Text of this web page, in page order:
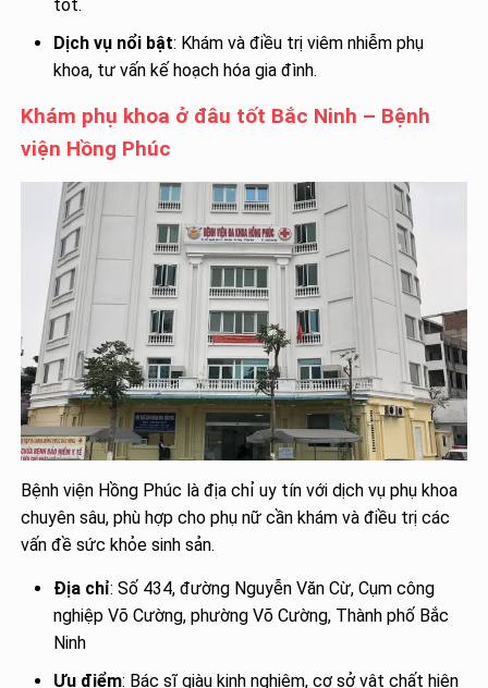
tốt.
Dịch vụ nổi bật: Khám và điều trị viêm nhiễm phụ
khoa, tư vấn kế hoạch hóa gia đình.
Khám phụ khoa ở đâu tốt Bắc Ninh – Bệnh
viện Hồng Phúc
Bệnh viện Hồng Phúc là địa chỉ uy tín với dịch vụ phụ khoa
chuyên sâu, phù hợp cho phụ nữ cần khám và điều trị các
vấn đề sức khỏe sinh sản.
Địa chỉ: Số 434, đường Nguyễn Văn Cừ, Cụm công
nghiệp Võ Cường, phường Võ Cường, Thành phố Bắc
Ninh
Ưu điểm: Bác sĩ giàu kinh nghiệm, cơ sở vật chất hiện